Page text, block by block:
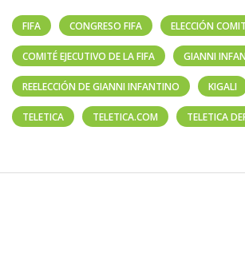
FIFA CONGRESO FIFA ELECCIÓN
COMITÉ EJECUTIVO DE LA FIFA GIANNI
REELECCIÓN DE GIANNI INFANTINO KIGALI
TELETICA TELETICA.COM TELETICA